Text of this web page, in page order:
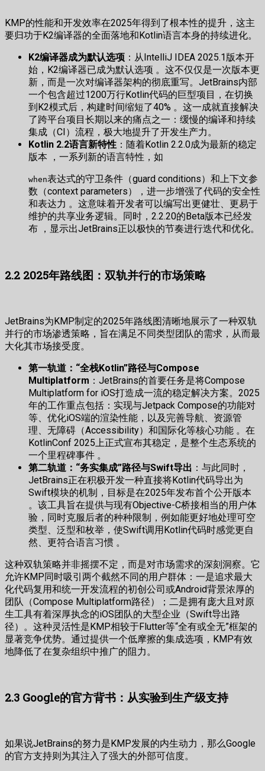
KMP的性能和开发效率在2025年得到了根本性的提升，这主
要归功于K2编译器的全面落地和Kotlin语言本身的持续进化。
K2编译器成为默认选项 ：从IntelliJ IDEA 2025.1版本开
始，K2编译器已成为默认选项 。这不仅仅是一次版本更
新，而是一次对编译器架构的彻底重写。JetBrains内部
一个包含超过1200万行Kotlin代码的巨型项目，在切换
到K2模式后，构建时间缩短了40% 。这一成就直接解决
了跨平台项目长期以来的痛点之一：缓慢的编译和持续
集成（CI）流程，极大地提升了开发生产力。
Kotlin 2.2语言新特性 ：随着Kotlin 2.2.0成为最新的稳定
版本 ，一系列新的语言特性，如
when表达式的守卫条件（guard conditions）和上下文参
数（context parameters），进一步增强了代码的安全性
和表达力 。这意味着开发者可以编写出更健壮、更易于
维护的共享业务逻辑。同时，2.2.20的Beta版本已经发
布 ，显示出JetBrains正以极快的节奏进行迭代和优化。
2.2 2025年路线图：双轨并行的市场策略
JetBrains为KMP制定的2025年路线图清晰地展示了一种双轨
并行的市场渗透策略，旨在满足不同类型团队的需求，从而最
大化其市场接受度。
第一轨道：“全栈Kotlin”路径与Compose
Multiplatform ：JetBrains的首要任务是将Compose
Multiplatform for iOS打造成一流的稳定解决方案。2025
年的工作重点包括：实现与Jetpack Compose的功能对
等、优化iOS端的渲染性能，以及完善导航、资源管
理、无障碍（Accessibility）和国际化等核心功能 。在
KotlinConf 2025上正式宣布其稳定，是整个生态系统的
一个里程碑事件 。
第二轨道：“务实集成”路径与Swift导出 ：与此同时，
JetBrains正在积极开发一种直接将Kotlin代码导出为
Swift模块的机制，目标是在2025年发布首个公开版本
。该工具旨在提供与现有Objective-C桥接相当的用户体
验，同时克服后者的种种限制，例如能更好地处理可空
类型、泛型和枚举，使Swift调用Kotlin代码时感觉更自
然、更符合语言习惯 。
这种双轨策略并非摇摆不定，而是对市场需求的深刻洞察。它
允许KMP同时吸引两个截然不同的用户群体：一是追求最大
化代码复用和统一开发流程的初创公司或Android背景浓厚的
团队（Compose Multiplatform路径）；二是拥有庞大且对原
生工具有着深厚执念的iOS团队的大型企业（Swift导出路
径）。这种灵活性是KMP相较于Flutter等“全有或全无”框架的
显著竞争优势。通过提供一个低摩擦的集成选项，KMP有效
地降低了在复杂组织中推广的阻力。
2.3 Google的官方背书：从实验到生产级支持
如果说JetBrains的努力是KMP发展的内生动力，那么Google
的官方支持则为其注入了强大的外部可信度。